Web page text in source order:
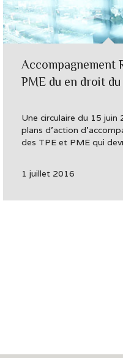
Accompagnement
PME du en droit
Une circulaire du 15 juin
plans d’action
des TPE et PME qui
1 juillet 2016